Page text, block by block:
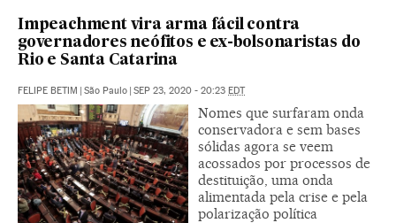
Impeachment vira arma fácil contra
governadores neófitos e ex-bolsonaristas do
Rio e Santa Catarina
FELIPE BETIM | São Paulo | SEP 23, 2020 - 20:23 EDT
Nomes que surfaram onda
conservadora e sem bases
sólidas agora se veem
acossados por processos de
destituição, uma onda
alimentada pela crise e pela
polarização política